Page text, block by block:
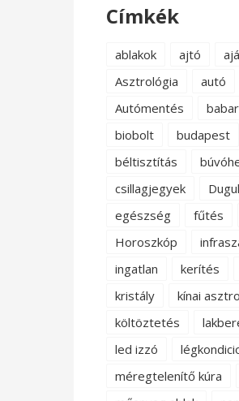
Címkék
ablakok ajtó
Asztrológia
autó
Autómentés
biobolt
budapest
béltisztítás
csillagjegyek
egészség
fűtés
Horoszkóp
ingatlan
kerítés
kristály
kínai
költöztetés
led izzó
méregtelenítő kúra